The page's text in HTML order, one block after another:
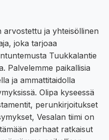
arvostettu ja yhteisöllinen
joka tarjoaa
Tuukkalantie
Palvelemme paikallisia
ja ammattitaidolla
Olipa kyseessä
perunkirjoitukset
Vesalan tiimi on
parhaat ratkaisut